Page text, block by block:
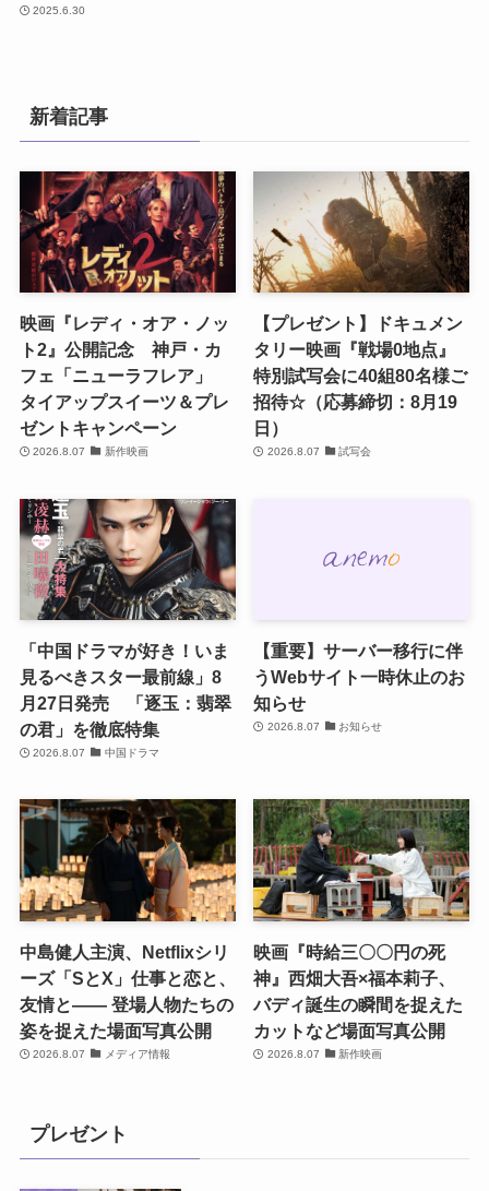
2025.6.30
新着記事
映画『レディ・オア・ノッ
ト2』公開記念 神戸・カ
フェ「ニューラフレア」
タイアップスイーツ＆プレ
ゼントキャンペーン
2026.8.07 新作映画
【プレゼント】ドキュメン
タリー映画『戦場0地点』
特別試写会に40組80名様ご
招待☆（応募締切：8月19
日）
2026.8.07 試写会
「中国ドラマが好き！いま
見るべきスター最前線」8
月27日発売 「逐玉：翡翠
の君」を徹底特集
2026.8.07 中国ドラマ
【重要】サーバー移行に伴
うWebサイト一時休止のお
知らせ
2026.8.07 お知らせ
中島健人主演、Netflixシリ
ーズ「SとX」仕事と恋と、
友情と―― 登場人物たちの
姿を捉えた場面写真公開
2026.8.07 メディア情報
映画『時給三〇〇円の死
神』西畑大吾×福本莉子、
バディ誕生の瞬間を捉えた
カットなど場面写真公開
2026.8.07 新作映画
プレゼント